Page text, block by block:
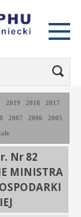
2019 2018 2017
2007 2006 2005
Nr 82
MINISTRA